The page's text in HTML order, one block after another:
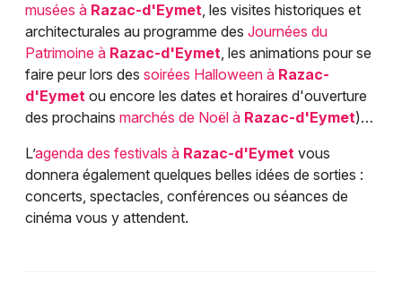
musées à Razac-d'Eymet, les visites historiques et
architecturales au programme des Journées du
Patrimoine à Razac-d'Eymet, les animations pour se
faire peur lors des soirées Halloween à Razac-
d'Eymet ou encore les dates et horaires d'ouverture
des prochains marchés de Noël à Razac-d'Eymet)…
L’agenda des festivals à Razac-d'Eymet vous
donnera également quelques belles idées de sorties :
concerts, spectacles, conférences ou séances de
cinéma vous y attendent.